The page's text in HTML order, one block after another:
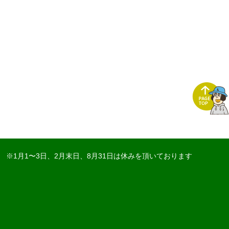
※1月1〜3日、2月末日、8月31日は休みを頂いております